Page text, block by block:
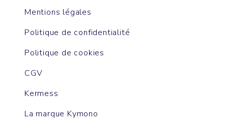
Mentions légales
Politique de confidentialité
Politique de cookies
CGV
Kermess
La marque Kymono